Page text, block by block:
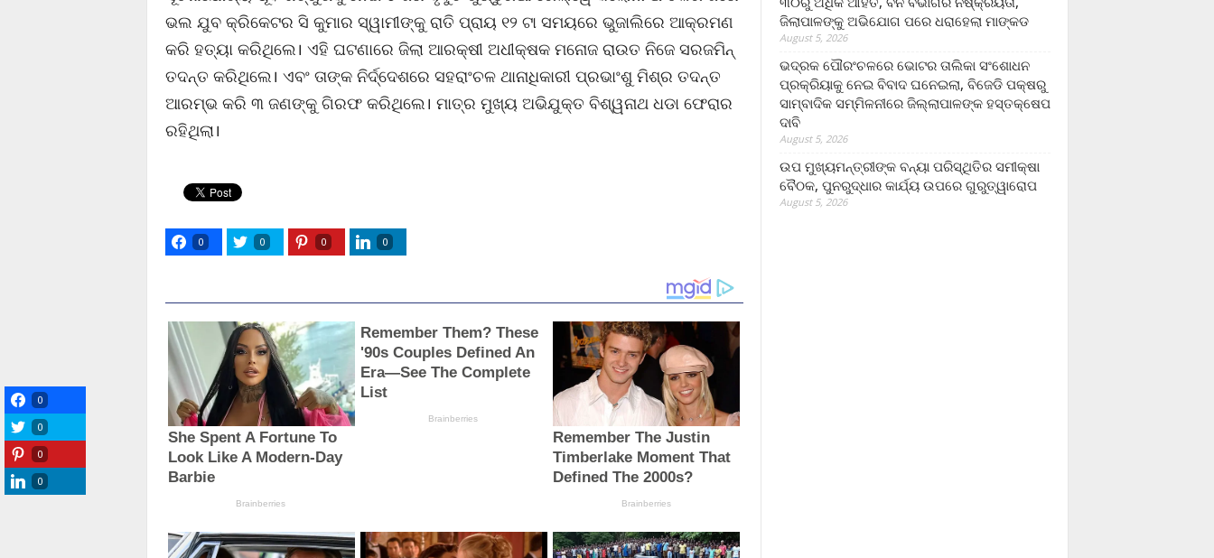
ଭଲ ଯୁବ କ୍ରିକେଟର ସି କୁମାର ସ୍ୱାମୀଙ୍କୁ ରାତି ପ୍ରାୟ ୧୨ ଟା ସମୟରେ ଭୁଜାଲିରେ ଆକ୍ରମଣ
କରି ହତ୍ୟା କରିଥିଲେ। ଏହି ଘଟଣାରେ ଜିଲା ଆରକ୍ଷୀ ଅଧୀକ୍ଷକ ମନୋଜ ରାଉତ ନିଜେ ସରଜମିନ୍
ତଦନ୍ତ କରିଥିଲେ। ଏବଂ ତାଙ୍କ ନିର୍ଦ୍ଦେଶରେ ସହରାଂଚଳ ଥାନାଧିକାରୀ ପ୍ରଭାଂଶୁ ମିଶ୍ର ତଦନ୍ତ
ଆରମ୍ଭ କରି ୩ ଜଣଙ୍କୁ ଗିରଫ କରିଥିଲେ। ମାତ୍ର ମୁଖ୍ୟ ଅଭିଯୁକ୍ତ ବିଶ୍ୱନାଥ ଧଡା ଫେରାର
ରହିଥିଲା।
0 0 0 0
ଜିଲାପାଳଙ୍କୁ ଅଭିଯୋଗ ପରେ ଧରାହେଲା ମାଙ୍କଡ
August 5, 2026
ଭଦ୍ରକ ପୌରଂଚଳରେ ଭୋଟର ତାଲିକା ସଂଶୋଧନ
ପ୍ରକ୍ରିୟାକୁ ନେଇ ବିବାଦ ଘନେଇଲା, ବିଜେଡି ପକ୍ଷରୁ
ସାମ୍ବାଦିକ ସମ୍ମିଳନୀରେ ଜିଲ୍ଲାପାଳଙ୍କ ହସ୍ତକ୍ଷେପ
ଦାବି
August 5, 2026
ଉପ ମୁଖ୍ୟମନ୍ତ୍ରୀଙ୍କ ବନ୍ୟା ପରିସ୍ଥିତିର ସମୀକ୍ଷା
ବୈଠକ, ପୁନରୁଦ୍ଧାର କାର୍ଯ୍ୟ ଉପରେ ଗୁରୁତ୍ୱାରୋପ
August 5, 2026
0
0
0
0